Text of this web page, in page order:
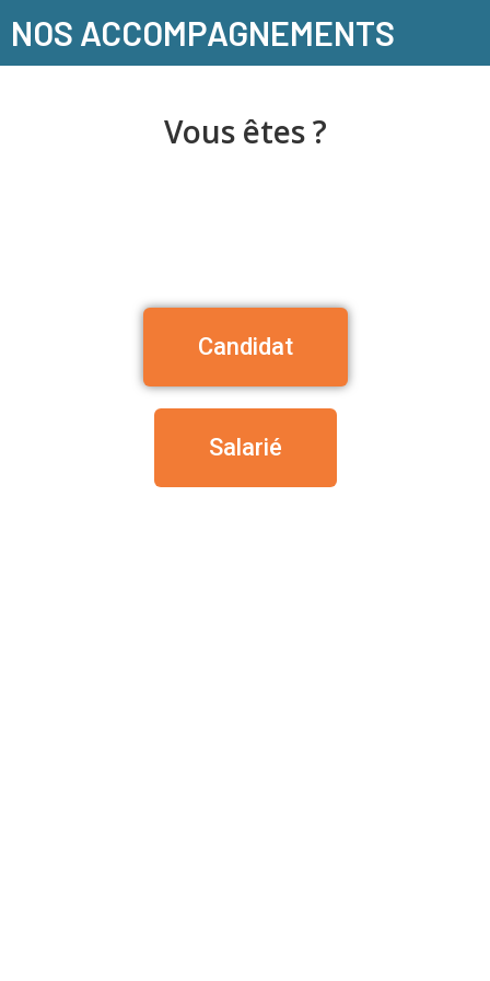
NOS ACCOMPAGNEMENTS
Vous êtes ?
Candidat
Salarié